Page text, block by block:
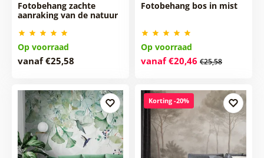
Fotobehang zachte
aanraking van de natuur
Op voorraad
vanaf €25,58
Fotobehang bos in mist
Op voorraad
vanaf €20,46 €25,58
Korting -20%